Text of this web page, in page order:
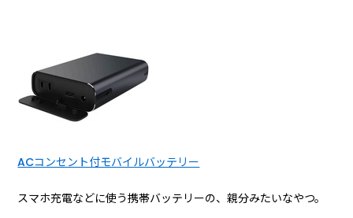
そこで問題になってくるのが電源。ほとんどのトランクルーム
モバイルバッテリーを都度持ち込むのが妥当かな。